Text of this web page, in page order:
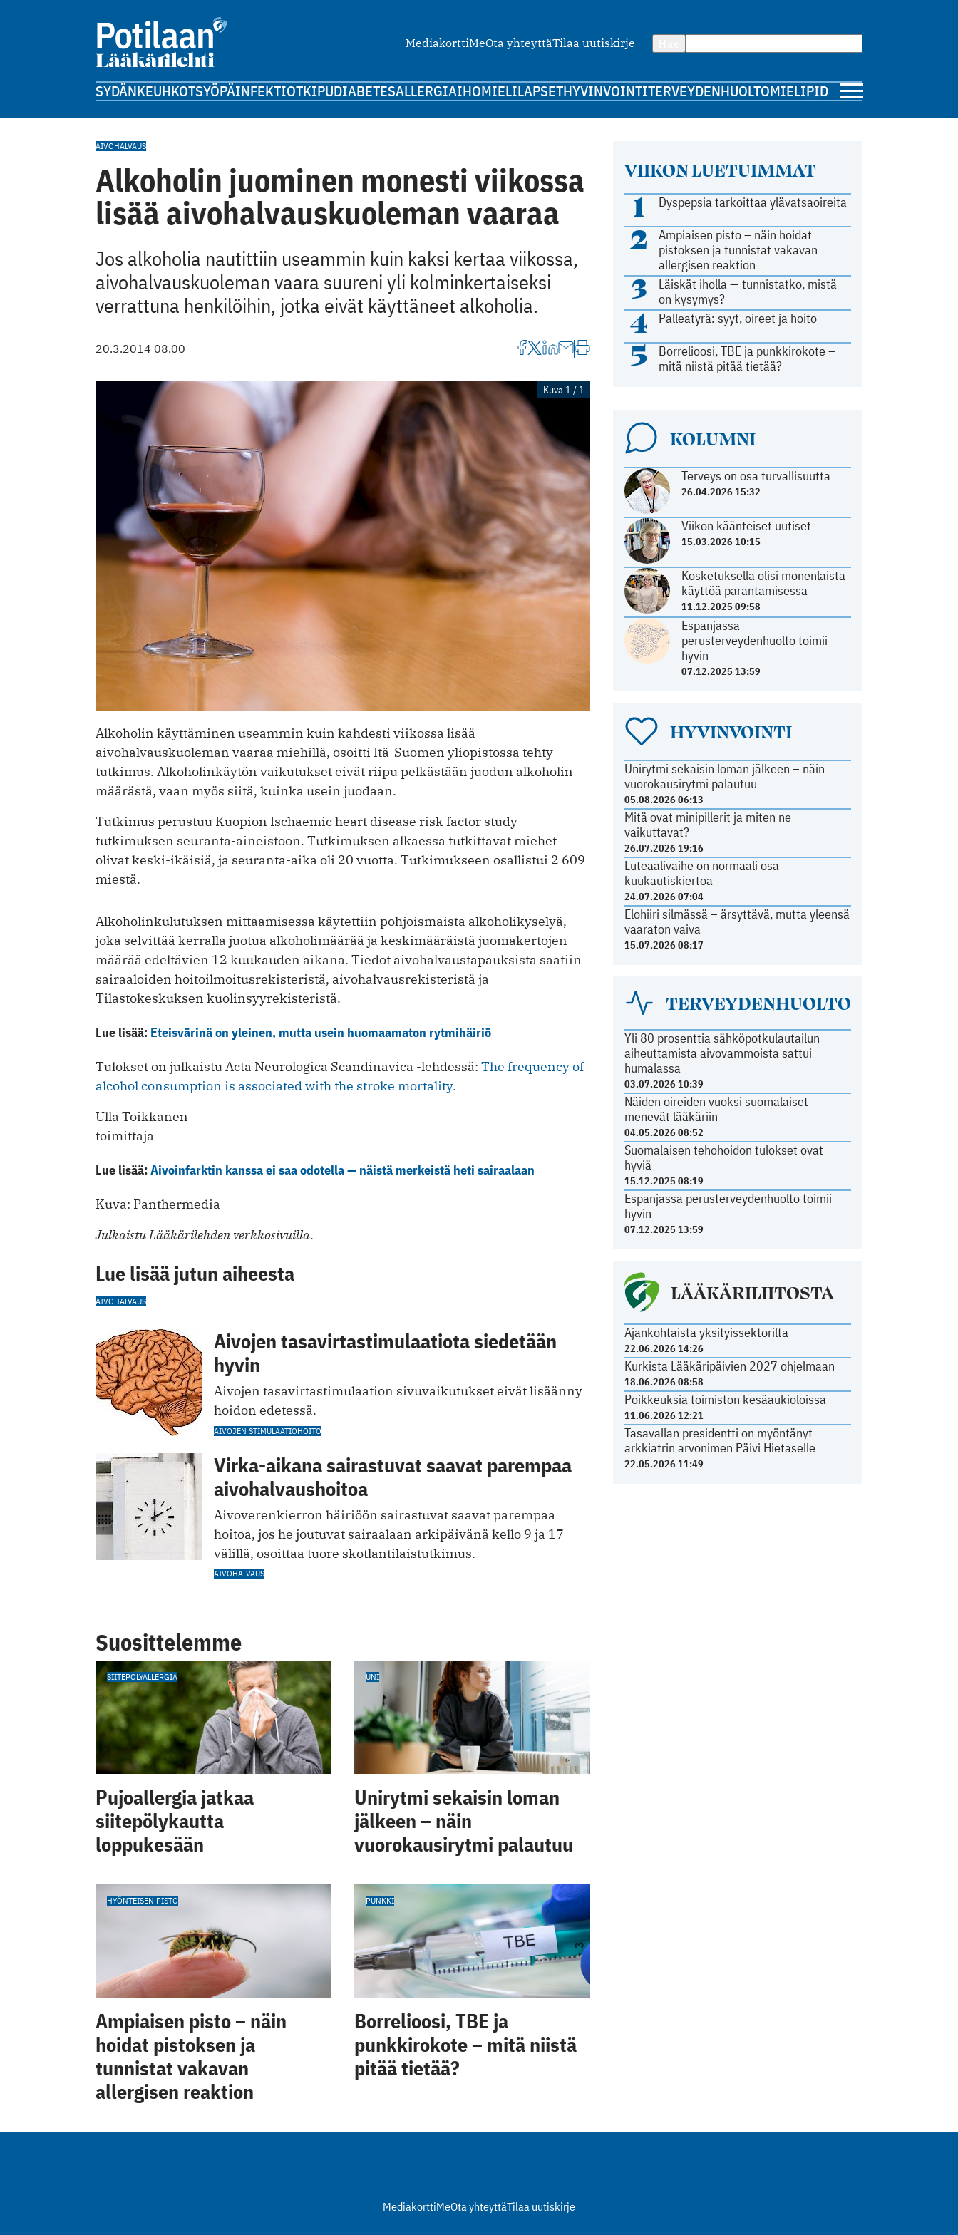
MediakorttiMeOta yhteyttäTilaa uutiskirje
SYDÄNKEUHKOTSYÖPÄINFEKTIOTKIPUDIABETESALLERGIAIHOMIELILAPSETHYVINVOINTITERVEYDENHUOLTOMIELIPIDE
VIIKON LUETUIMMAT
1 Dyspepsia tarkoittaa ylävatsaoireita
2
Ampiaisen pisto – näin hoidat
pistoksen ja tunnistat vakavan
allergisen reaktion
3
Läiskät iholla — tunnistatko, mistä
on kysymys?
4 Palleatyrä: syyt, oireet ja hoito
5
Borrelioosi, TBE ja punkkirokote –
mitä niistä pitää tietää?
KOLUMNI
Terveys on osa turvallisuutta
26.04.2026 15:32
Viikon käänteiset uutiset
15.03.2026 10:15
Kosketuksella olisi monenlaista
käyttöä parantamisessa
11.12.2025 09:58
Espanjassa
perusterveydenhuolto toimii
hyvin
07.12.2025 13:59
HYVINVOINTI
Unirytmi sekaisin loman jälkeen – näin
vuorokausirytmi palautuu
05.08.2026 06:13
Mitä ovat minipillerit ja miten ne
vaikuttavat?
26.07.2026 19:16
Luteaalivaihe on normaali osa
kuukautiskiertoa
24.07.2026 07:04
Elohiiri silmässä – ärsyttävä, mutta yleensä
vaaraton vaiva
15.07.2026 08:17
TERVEYDENHUOLTO
Yli 80 prosenttia sähköpotkulautailun
aiheuttamista aivovammoista sattui
humalassa
03.07.2026 10:39
Näiden oireiden vuoksi suomalaiset
menevät lääkäriin
04.05.2026 08:52
Suomalaisen tehohoidon tulokset ovat
hyviä
15.12.2025 08:19
Espanjassa perusterveydenhuolto toimii
hyvin
07.12.2025 13:59
LÄÄKÄRILIITOSTA
Ajankohtaista yksityissektorilta
22.06.2026 14:26
Kurkista Lääkäripäivien 2027 ohjelmaan
18.06.2026 08:58
Poikkeuksia toimiston kesäaukioloissa
11.06.2026 12:21
Tasavallan presidentti on myöntänyt
arkkiatrin arvonimen Päivi Hietaselle
22.05.2026 11:49
AIVOHALVAUS
Alkoholin juominen monesti viikossa
lisää aivohalvauskuoleman vaaraa
Jos alkoholia nautittiin useammin kuin kaksi kertaa viikossa,
aivohalvauskuoleman vaara suureni yli kolminkertaiseksi
verrattuna henkilöihin, jotka eivät käyttäneet alkoholia.
20.3.2014 08.00
Kuva 1 / 1
Alkoholin käyttäminen useammin kuin kahdesti viikossa lisää
aivohalvauskuoleman vaaraa miehillä, osoitti Itä-Suomen yliopistossa tehty
tutkimus. Alkoholinkäytön vaikutukset eivät riipu pelkästään juodun alkoholin
määrästä, vaan myös siitä, kuinka usein juodaan.
Tutkimus perustuu Kuopion Ischaemic heart disease risk factor study -
tutkimuksen seuranta-aineistoon. Tutkimuksen alkaessa tutkittavat miehet
olivat keski-ikäisiä, ja seuranta-aika oli 20 vuotta. Tutkimukseen osallistui 2 609
miestä.
Alkoholinkulutuksen mittaamisessa käytettiin pohjoismaista alkoholikyselyä,
joka selvittää kerralla juotua alkoholimäärää ja keskimääräistä juomakertojen
määrää edeltävien 12 kuukauden aikana. Tiedot aivohalvaustapauksista saatiin
sairaaloiden hoitoilmoitusrekisteristä, aivohalvausrekisteristä ja
Tilastokeskuksen kuolinsyyrekisteristä.
Lue lisää: Eteisvärinä on yleinen, mutta usein huomaamaton rytmihäiriö
Tulokset on julkaistu Acta Neurologica Scandinavica -lehdessä: The frequency of
alcohol consumption is associated with the stroke mortality.
Ulla Toikkanen
toimittaja
Lue lisää:Aivoinfarktin kanssa ei saa odotella — näistä merkeistä heti sairaalaan
Kuva: Panthermedia
Julkaistu Lääkärilehden verkkosivuilla.
Lue lisää jutun aiheesta
AIVOHALVAUS
Aivojen tasavirtastimulaatiota siedetään
hyvin
Aivojen tasavirtastimulaation sivuvaikutukset eivät lisäänny
hoidon edetessä.
AIVOJEN STIMULAATIOHOITO
Virka-aikana sairastuvat saavat parempaa
aivohalvaushoitoa
Aivoverenkierron häiriöön sairastuvat saavat parempaa
hoitoa, jos he joutuvat sairaalaan arkipäivänä kello 9 ja 17
välillä, osoittaa tuore skotlantilaistutkimus.
AIVOHALVAUS
Suosittelemme
SIITEPÖLYALLERGIA
Pujoallergia jatkaa
siitepölykautta
loppukesään
UNI
Unirytmi sekaisin loman
jälkeen – näin
vuorokausirytmi palautuu
HYÖNTEISEN PISTO
Ampiaisen pisto – näin
hoidat pistoksen ja
tunnistat vakavan
allergisen reaktion
PUNKKI
Borrelioosi, TBE ja
punkkirokote – mitä niistä
pitää tietää?
MediakorttiMeOta yhteyttäTilaa uutiskirje